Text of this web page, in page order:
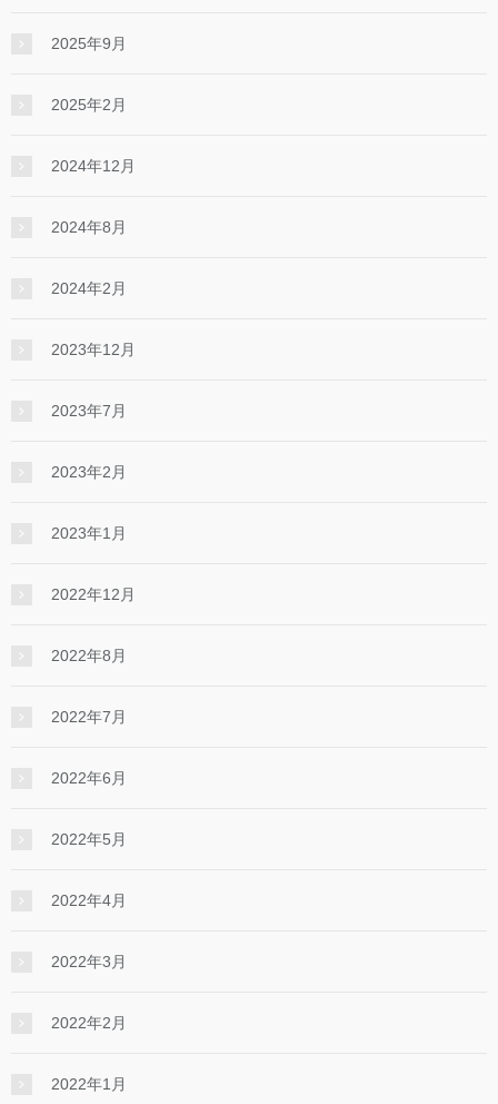
2025年9月
2025年2月
2024年12月
2024年8月
2024年2月
2023年12月
2023年7月
2023年2月
2023年1月
2022年12月
2022年8月
2022年7月
2022年6月
2022年5月
2022年4月
2022年3月
2022年2月
2022年1月